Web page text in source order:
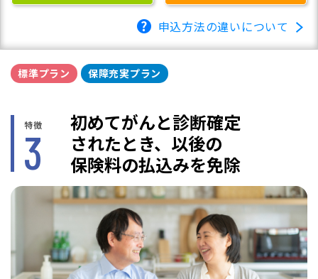
申込方法の違いについて
標準プラン 保障充実プラン
特徴
3
初めてがんと診断確定
されたとき、以後の
保険料の払込みを免除